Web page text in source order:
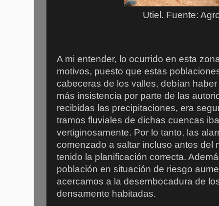
Utiel. Fuente:
A mi entender, lo ocurrido en esta
motivos, puesto que estas
cabeceras de los valles, debían
más insistencia por parte de las
recibidas las precipitaciones, era
tramos fluviales de dichas cuencas
vertiginosamente. Por lo tanto, las
comenzado a saltar incluso antes del
tenido la planificación correcta.
población en situación de riesgo
acercamos a la desembocadura de
densamente habitadas.